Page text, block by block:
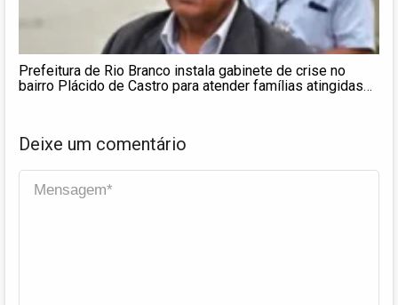
Prefeitura de Rio Branco instala gabinete de crise no
bairro Plácido de Castro para atender famílias atingidas
Deixe um comentário